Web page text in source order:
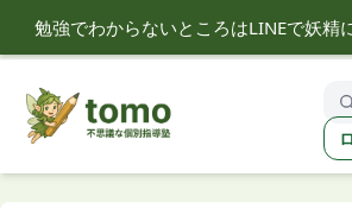
勉強でわからないところはLINEで妖精
tomo